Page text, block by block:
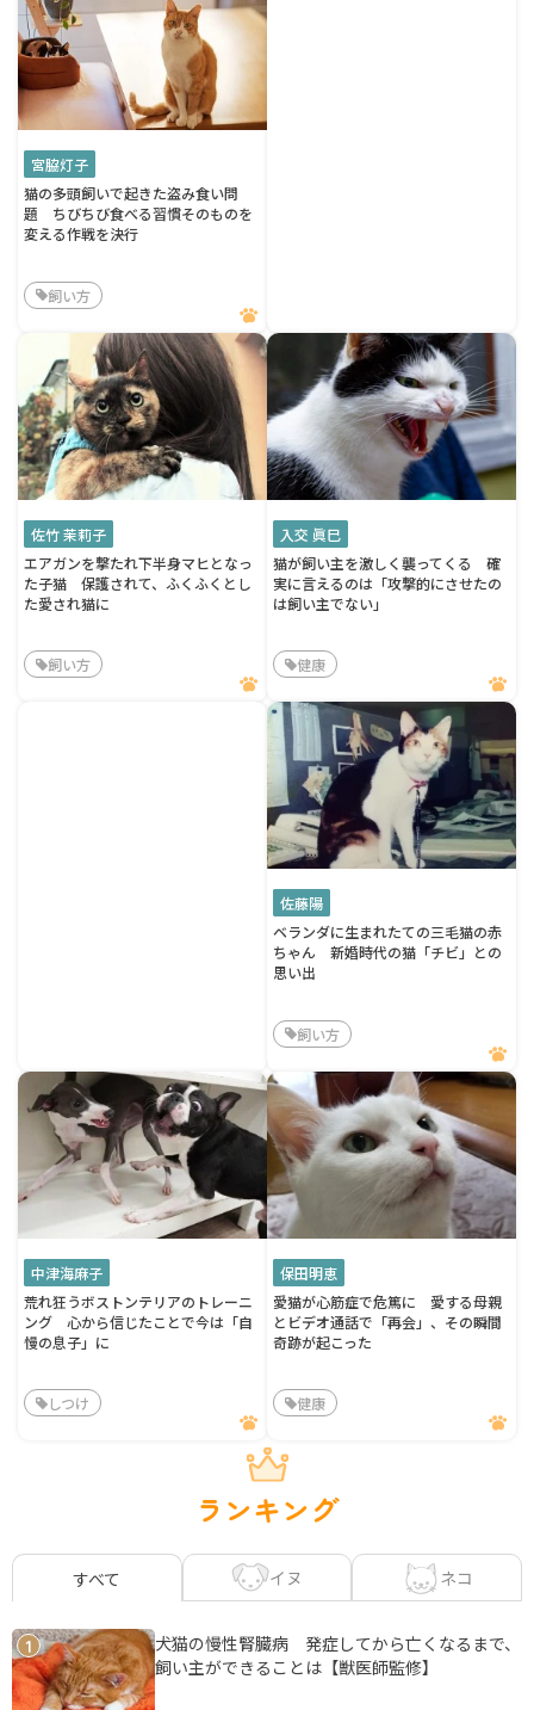
宮脇灯子
猫の多頭飼いで起きた盗み食い問
題 ちびちび食べる習慣そのものを
変える作戦を決行
飼い方
佐竹 茉莉子
エアガンを撃たれ下半身マヒとなっ
た子猫 保護されて、ふくふくとし
た愛され猫に
飼い方
入交 眞巳
猫が飼い主を激しく襲ってくる 確
実に言えるのは「攻撃的にさせたの
は飼い主でない」
健康
佐藤陽
ベランダに生まれたての三毛猫の赤
ちゃん 新婚時代の猫「チビ」との
思い出
飼い方
中津海麻子
荒れ狂うボストンテリアのトレーニ
ング 心から信じたことで今は「自
慢の息子」に
しつけ
保田明恵
愛猫が心筋症で危篤に 愛する母親
とビデオ通話で「再会」、その瞬間
奇跡が起こった
健康
ランキング
すべて イヌ ネコ
1
犬猫の慢性腎臓病 発症してから亡くなるまで、
飼い主ができることは【獣医師監修】